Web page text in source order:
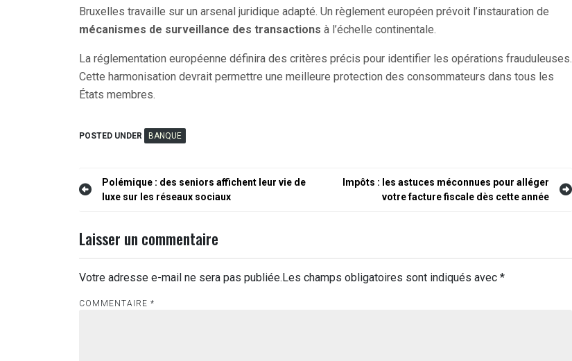
Bruxelles travaille sur un arsenal juridique adapté. Un règlement européen prévoit l’instauration de
mécanismes de surveillance des transactions à l’échelle continentale.
La réglementation européenne définira des critères précis pour identifier les opérations frauduleuses.
Cette harmonisation devrait permettre une meilleure protection des consommateurs dans tous les
États membres.
POSTED UNDER BANQUE
Navigation
l’article
Polémique : des seniors affichent leur vie de
luxe sur les réseaux sociaux
Impôts : les astuces méconnues pour alléger
votre facture fiscale dès cette année
Laisser un commentaire
Votre adresse e-mail ne sera pas publiée.Les champs obligatoires sont indiqués avec *
COMMENTAIRE *